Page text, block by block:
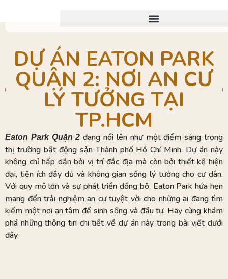
DỰ ÁN EATON PARK
QUẬN 2: NƠI AN CƯ
LÝ TƯỞNG TẠI
TP.HCM
Eaton Park Quận 2 đang nổi lên như một điểm sáng trong
thị trường bất động sản Thành phố Hồ Chí Minh. Dự án này
không chỉ hấp dẫn bởi vị trí đắc địa mà còn bởi thiết kế hiện
đại, tiện ích đầy đủ và không gian sống lý tưởng cho cư dân.
Với quy mô lớn và sự phát triển đồng bộ, Eaton Park hứa hẹn
mang đến trải nghiệm an cư tuyệt vời cho những ai đang tìm
kiếm một nơi an tâm để sinh sống và đầu tư. Hãy cùng khám
phá những thông tin chi tiết về dự án này trong bài viết dưới
đây.